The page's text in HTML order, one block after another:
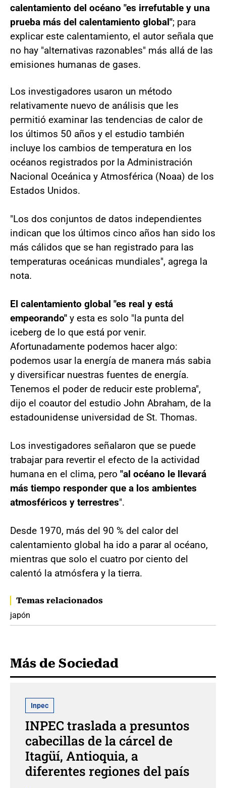
calentamiento del océano "es irrefutable y una
prueba más del calentamiento global"; para
explicar este calentamiento, el autor señala que
no hay "alternativas razonables" más allá de las
emisiones humanas de gases.
Los investigadores usaron un método
relativamente nuevo de análisis que les
permitió examinar las tendencias de calor de
los últimos 50 años y el estudio también
incluye los cambios de temperatura en los
océanos registrados por la Administración
Nacional Oceánica y Atmosférica (Noaa) de los
Estados Unidos.
"Los dos conjuntos de datos independientes
indican que los últimos cinco años han sido los
más cálidos que se han registrado para las
temperaturas oceánicas mundiales", agrega la
nota.
El calentamiento global "es real y está
empeorando" y esta es solo "la punta del
iceberg de lo que está por venir.
Afortunadamente podemos hacer algo:
podemos usar la energía de manera más sabia
y diversificar nuestras fuentes de energía.
Tenemos el poder de reducir este problema",
dijo el coautor del estudio John Abraham, de la
estadounidense universidad de St. Thomas.
Los investigadores señalaron que se puede
trabajar para revertir el efecto de la actividad
humana en el clima, pero "al océano le llevará
más tiempo responder que a los ambientes
atmosféricos y terrestres".
Desde 1970, más del 90 % del calor del
calentamiento global ha ido a parar al océano,
mientras que solo el cuatro por ciento del
calentó la atmósfera y la tierra.
Temas relacionados
japón
Más de Sociedad
Inpec
INPEC traslada a presuntos
cabecillas de la cárcel de
Itagüí, Antioquia, a
diferentes regiones del país